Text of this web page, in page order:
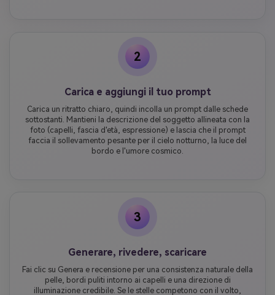
2
Carica e aggiungi il tuo prompt
Carica un ritratto chiaro, quindi incolla un prompt dalle schede
sottostanti. Mantieni la descrizione del soggetto allineata con la
foto (capelli, fascia d'età, espressione) e lascia che il prompt
faccia il sollevamento pesante per il cielo notturno, la luce del
bordo e l'umore cosmico.
3
Generare, rivedere, scaricare
Fai clic su Genera e recensione per una consistenza naturale della
pelle, bordi puliti intorno ai capelli e una direzione di
illuminazione credibile. Se le stelle competono con il volto,